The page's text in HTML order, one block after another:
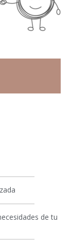
de tu